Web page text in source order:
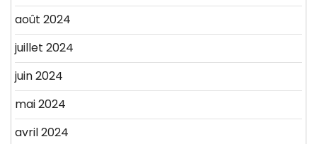
août 2024
juillet 2024
juin 2024
mai 2024
avril 2024